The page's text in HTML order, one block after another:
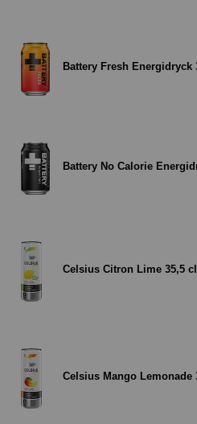
Battery Fresh Energidryck
Battery No Calorie
Celsius Citron Lime 35,5 cl
Celsius Mango Lemonade